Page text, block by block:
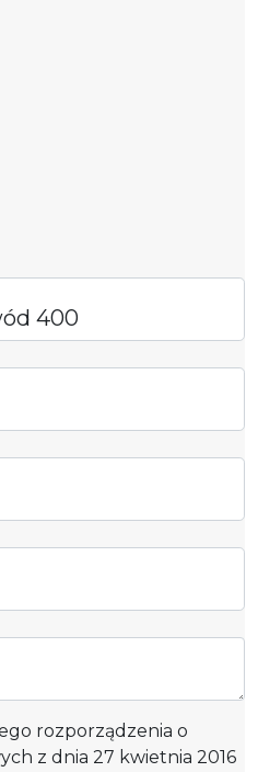
rozporządzenia o
z dnia 27 kwietnia 2016